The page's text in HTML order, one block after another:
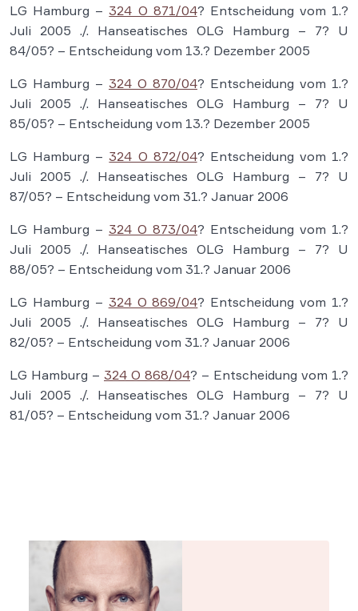
LG Hamburg –324 O 871/04? Entscheidung vom 1.?
Juli 2005 ./. Hanseatisches OLG Hamburg – 7? U
84/05? – Entscheidung vom 13.? Dezember 2005
LG Hamburg – 324 O 870/04? Entscheidung vom 1.?
Juli 2005 ./. Hanseatisches OLG Hamburg – 7? U
85/05? – Entscheidung vom 13.? Dezember 2005
LG Hamburg –324 O 872/04? Entscheidung vom 1.?
Juli 2005 ./. Hanseatisches OLG Hamburg – 7? U
87/05? – Entscheidung vom 31.? Januar 2006
LG Hamburg – 324 O 873/04? Entscheidung vom 1.?
Juli 2005 ./. Hanseatisches OLG Hamburg – 7? U
88/05? – Entscheidung vom 31.? Januar 2006
LG Hamburg – 324 O 869/04? Entscheidung vom 1.?
Juli 2005 ./. Hanseatisches OLG Hamburg – 7? U
82/05? – Entscheidung vom 31.? Januar 2006
LG Hamburg – 324 O 868/04? – Entscheidung vom 1.?
Juli 2005 ./. Hanseatisches OLG Hamburg – 7? U
81/05? – Entscheidung vom 31.? Januar 2006